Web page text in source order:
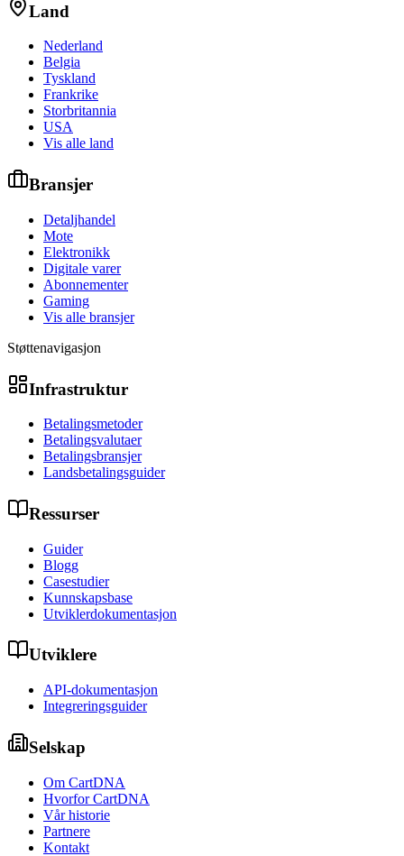
Land
Nederland
Belgia
Tyskland
Frankrike
Storbritannia
USA
Vis alle land
Bransjer
Detaljhandel
Mote
Elektronikk
Digitale varer
Abonnementer
Gaming
Vis alle bransjer
Støttenavigasjon
Infrastruktur
Betalingsmetoder
Betalingsvalutaer
Betalingsbransjer
Landsbetalingsguider
Ressurser
Guider
Blogg
Casestudier
Kunnskapsbase
Utviklerdokumentasjon
Utviklere
API-dokumentasjon
Integreringsguider
Selskap
Om CartDNA
Hvorfor CartDNA
Vår historie
Partnere
Kontakt